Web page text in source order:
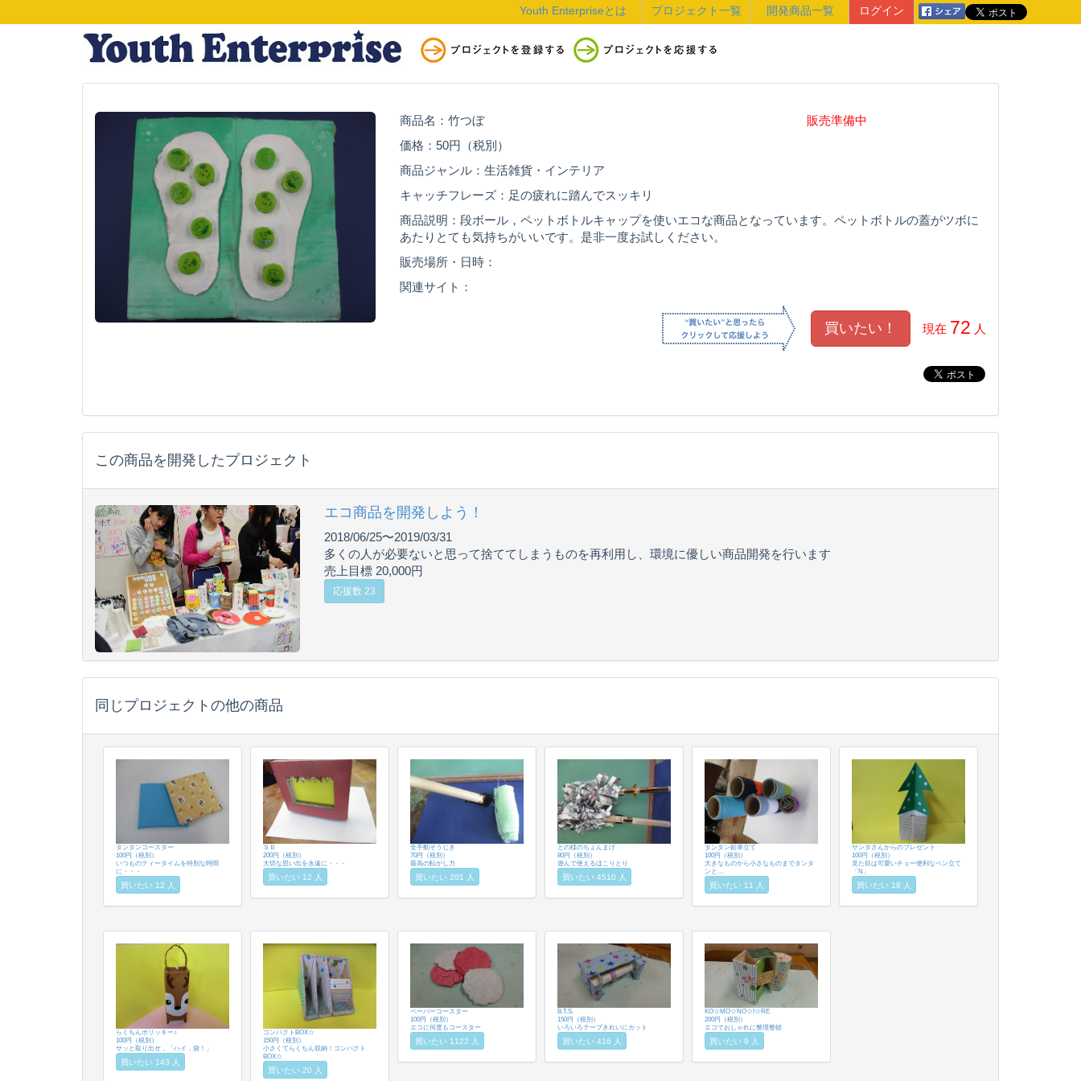
ログイン
開発商品一覧
プロジェクト一覧
Youth Enterpriseとは
商品名：竹つぼ
販売準備中
価格：50円（税別）
商品ジャンル：生活雑貨・インテリア
キャッチフレーズ：足の疲れに踏んでスッキリ
商品説明：段ボール，ペットボトルキャップを使いエコな商品となっています。ペットボトルの蓋がツボに
あたりとても気持ちがいいです。是非一度お試しください。
販売場所・日時：
関連サイト：
現在 72 人
この商品を開発したプロジェクト
エコ商品を開発しよう！
2018/06/25〜2019/03/31
多くの人が必要ないと思って捨ててしまうものを再利用し、環境に優しい商品開発を行います
売上目標 20,000円
応援数 23
同じプロジェクトの他の商品
タンタンコースター
100円（税別）
いつものティータイムを特別な時間
に・・・
買いたい 12 人
ＳＢ
200円（税別）
大切な思い出を永遠に・・・
買いたい 12 人
全手動そうじき
70円（税別）
最高の転がし力
買いたい 201 人
との様のちょんまげ
80円（税別）
遊んで使えるほこりとり
買いたい 4510 人
タンタン鉛筆立て
100円（税別）
大きなものから小さなものまでタンタ
ンと…
買いたい 11 人
サンタさんからのプレゼント
100円（税別）
見た目は可愛いチョー便利なペン立て
「N」
買いたい 18 人
らくちんポリッキー♪
100円（税別）
サッと取り出せ，「ハイ，袋！」
買いたい 143 人
コンパクトBOX☆
150円（税別）
小さくてらくちん収納！コンパクト
BOX☆
買いたい 20 人
ペーパーコースター
100円（税別）
エコに何度もコースター
買いたい 1122 人
B.T.S.
150円（税別）
いろいろテープきれいにカット
買いたい 416 人
KO☆MO☆NO☆I☆RE
200円（税別）
エコでおしゃれに整理整頓
買いたい 9 人